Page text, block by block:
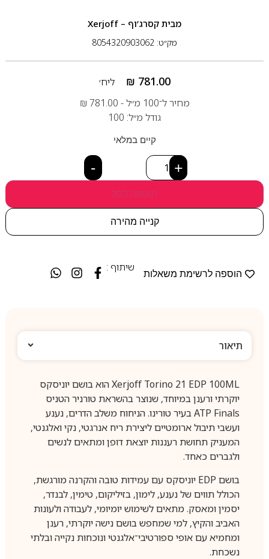
מבית קסרג’וף – Xerjoff
מק״ט: 8054320903062
₪ 781.00
ליח׳
מחיר ל־100 מ״ל -
₪ 781.00
גודל מ״ל: 100
קיים במלאי
- +
הוספה לסל
קנייה מהירה
הוספה לרשימת משאלות
שיתוף :
תיאור
Xerjoff Torino 21 EDP 100ML הוא בושם יוניסקס
יוקרתי ורענן במיוחד, שנוצר בהשראת טורניר הטניס
ATP Finals בעיר טורינו. הניחוח משלב הדרים, נענע
ועשבי תיבול ארומטיים ליצירת ריח אנרגטי, נקי ואלגנטי,
המעניק תחושת רעננות יוצאת דופן ומתאים לנשים
ולגברים כאחד.
בושם EDP יוניסקס עם עמידות טובה והקרנה מורגשת,
הכולל תווים של נענע, לימון, בזיליקום, טימין, לבנדר,
יסמין ומאסק. מתאים לשימוש יומיומי, לעבודה ולעונות
האביב והקיץ, למי שמחפש בושם נישה יוקרתי, רענן
ומחמיא עם אופי ספורטיבי־אלגנטי ונוכחות נקייה ובלתי
נשכחת.